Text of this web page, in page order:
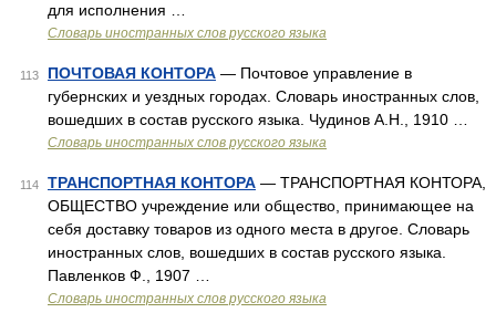
для исполнения …
Словарь иностранных слов русского языка
113 ПОЧТОВАЯ КОНТОРА — Почтовое управление в
губернских и уездных городах. Словарь иностранных слов,
вошедших в состав русского языка. Чудинов А.Н., 1910 …
Словарь иностранных слов русского языка
114 ТРАНСПОРТНАЯ КОНТОРА — ТРАНСПОРТНАЯ КОНТОРА,
ОБЩЕСТВО учреждение или общество, принимающее на
себя доставку товаров из одного места в другое. Словарь
иностранных слов, вошедших в состав русского языка.
Павленков Ф., 1907 …
Словарь иностранных слов русского языка